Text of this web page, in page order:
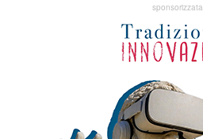
sponsorizzata